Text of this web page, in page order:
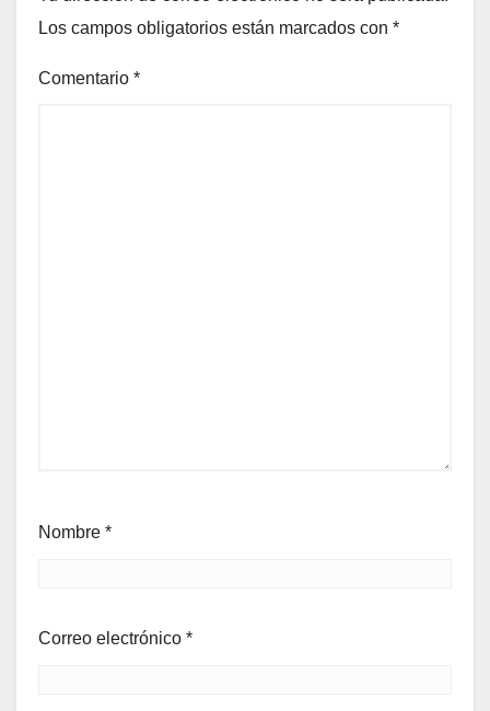
Los campos obligatorios están marcados con *
Comentario *
Nombre *
Correo electrónico *